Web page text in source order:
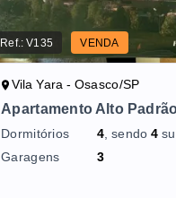
Ref.:V135 VENDA
Vila Yara - Osasco/SP
Apartamento Alto
Dormitórios 4, sendo4
Garagens
3